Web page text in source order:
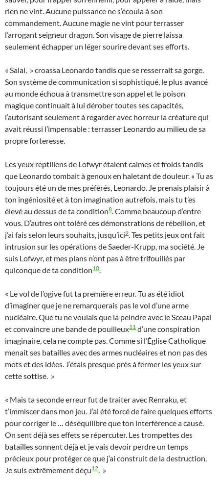
rien ne vint. Aucune puissance ne s’écoula à son
commandement. Aucune magie ne vint pour terrasser
l’arrogant seigneur dragon. Son visage de pierre laissa
seulement échapper un léger sourire devant ses efforts.
« Salai, » croassa Leonardo tandis que se resserrait sa gorge.
Son système de communication si sophistiqué, le plus avancé
au monde échoua à transmettre son appel et le poison
magique continuait à lui dérober toutes ses capacités,
l’autorisant seulement à regarder avec horreur la créature qui
avait réussi l’impensable : terrasser Leonardo au milieu de sa
propre forteresse.
Les yeux reptiliens de Lofwyr étaient calmes et froids tandis
que Leonardo tombait à genoux en haletant de douleur. « Tu as
toujours été un de mes préférés, Leonardo. Je prenais plaisir à
ton ingéniosité et à ton imagination autrefois, mais tu t’es
élevé au dessus de ta condition8. Comme beaucoup d’entre
vous. D’autres ont toléré ces démonstrations de rébellion, et
j’ai fais selon leurs souhaits, jusqu’ici9. Tes petits jeux ont fait
intrusion sur les opérations de Saeder-Krupp, ma société. Je
suis Lofwyr, et mes plans n’ont pas à être trifouillés par
quiconque de ta condition10.
« Le vol de l’ogive fut ta première erreur. Tu as été idiot
d’imaginer que je ne remarquerais pas le vol d’une arme
nucléaire. Que tu ne voulais que la peindre avec le Sceau Papal
et convaincre une bande de pouilleux11 d’une conspiration
imaginaire, cela ne compte pas. Comme si l’Église Catholique
menait ses batailles avec des armes nucléaires et non pas des
mots et des idées. J’étais presque près à fermer les yeux sur
cette sottise. »
« Mais ta seconde erreur fut de traiter avec Renraku, et
t’immiscer dans mon jeu. J’ai été forcé de faire quelques efforts
pour corriger le … déséquilibre que ton interférence a causé.
On sent déjà ses effets se répercuter. Les trompettes des
batailles sonnent déjà et je vais devoir perdre un temps
précieux pour protéger ce que j’ai construit de la destruction.
Je suis extrêmement déçu12. »